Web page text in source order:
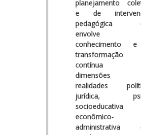
planejamento
e de
pedagógica
envolve
conhecimento
transformação
contínua
dimensões
realidades
jurídica,
econômico-
administrativa